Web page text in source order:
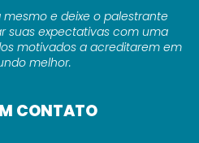
e deixe o palestrante
suas expectativas com uma
motivados a acreditarem em
melhor.
CONTATO